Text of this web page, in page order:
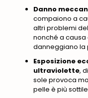
Danno
compaiono a
altri problemi
nonché a causa
danneggiano la
Esposizione
ultraviolette,
sole provoca
pelle è più